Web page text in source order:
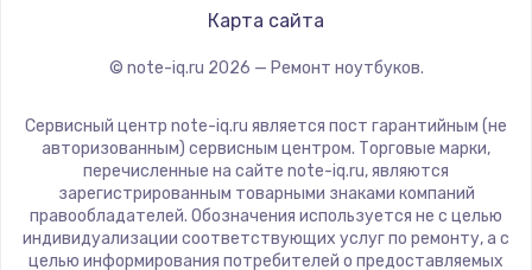
Panasonic
ZTE
Hiper
Evga
Google
Карта сайта
© note-iq.ru 2026 — Ремонт ноутбуков.
Сервисный центр note-iq.ru является пост гарантийным (не
авторизованным) сервисным центром. Торговые марки,
перечисленные на сайте note-iq.ru, являются
зарегистрированным товарными знаками компаний
правообладателей. Обозначения используется не с целью
индивидуализации соответствующих услуг по ремонту, а с
целью информирования потребителей о предоставляемых